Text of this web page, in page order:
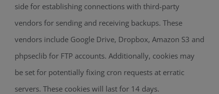
side for establishing connections with third-party
vendors for sending and receiving backups. These
vendors include Google Drive, Dropbox, Amazon S3 and
phpseclib for FTP accounts. Additionally, cookies may
be set for potentially fixing cron requests at erratic
servers. These cookies will last for 14 days.